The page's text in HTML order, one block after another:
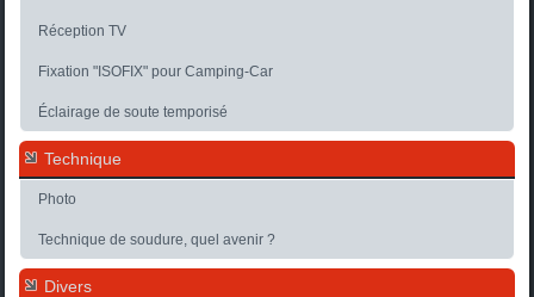
Réception TV
Fixation "ISOFIX" pour Camping-Car
Éclairage de soute temporisé
Technique
Photo
Technique de soudure, quel avenir ?
Divers